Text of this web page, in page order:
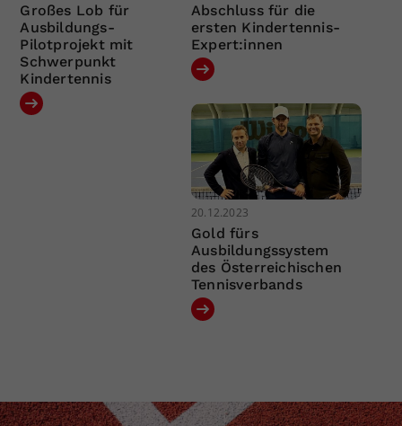
Großes Lob für
Ausbildungs-
Pilotprojekt mit
Schwerpunkt
Kindertennis
Abschluss für die
ersten Kindertennis-
Expert:innen
20.12.2023
Gold fürs
Ausbildungssystem
des Österreichischen
Tennisverbands